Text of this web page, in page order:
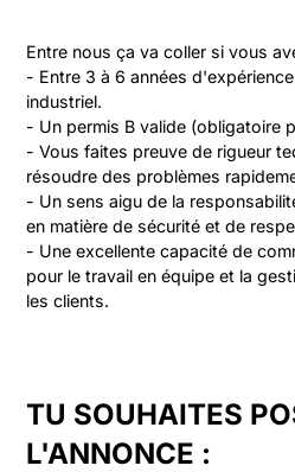
Entre nous ça va coller si vous
- Entre 3 à 6 années
industriel.
- Un permis B valide (obligatoire
- Vous faites preuve de rigueur
résoudre des problèmes
- Un sens aigu de la
en matière de sécurité et de
- Une excellente capacité de
pour le travail en équipe et la
les clients.
TU SOUHAITES
L'ANNONCE :